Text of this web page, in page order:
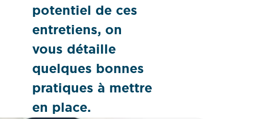
potentiel de ces
entretiens, on
vous détaille
quelques bonnes
pratiques à mettre
en place.